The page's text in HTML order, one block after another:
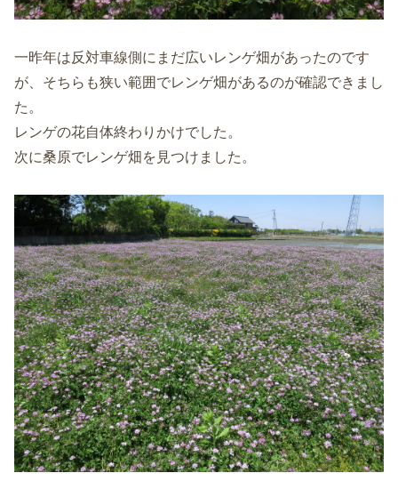
一昨年は反対車線側にまだ広いレンゲ畑があったのです
が、そちらも狭い範囲でレンゲ畑があるのが確認できまし
た。
レンゲの花自体終わりかけでした。
次に桑原でレンゲ畑を見つけました。